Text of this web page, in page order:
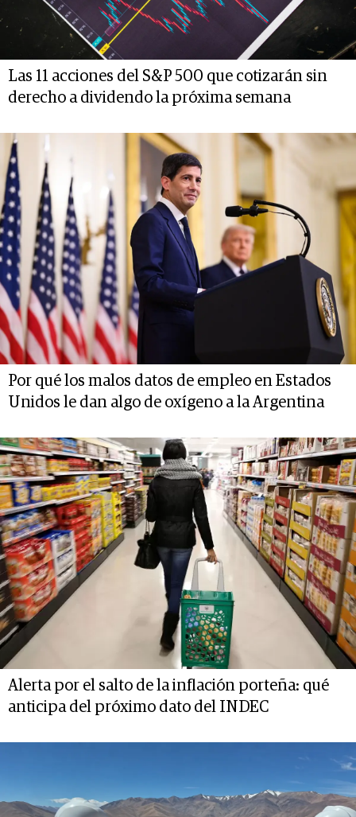
Las 11 acciones del S&P 500 que cotizarán sin
derecho a dividendo la próxima semana
Por qué los malos datos de empleo en Estados
Unidos le dan algo de oxígeno a la Argentina
Alerta por el salto de la inflación porteña: qué
anticipa del próximo dato del INDEC